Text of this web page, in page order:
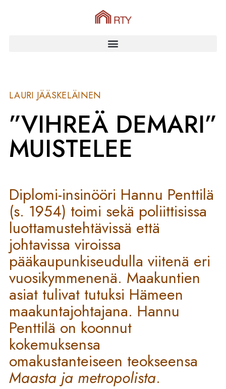
LAURI JÄÄSKELÄINEN
”VIHREÄ DEMARI”
MUISTELEE
Diplomi-insinööri Hannu Penttilä
(s. 1954) toimi sekä poliittisissa
luottamustehtävissä että
johtavissa viroissa
pääkaupunkiseudulla viitenä eri
vuosikymmenenä. Maakuntien
asiat tulivat tutuksi Hämeen
maakuntajohtajana. Hannu
Penttilä on koonnut
kokemuksensa
omakustanteiseen teokseensa
Maasta ja metropolista.